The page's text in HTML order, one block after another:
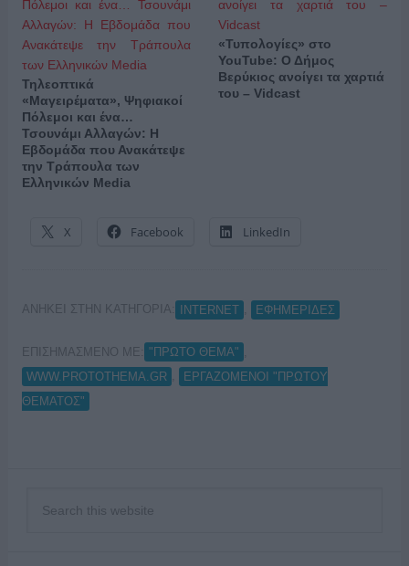
Τηλεοπτικά
«Μαγειρέματα», Ψηφιακοί
Πόλεμοι και ένα…
Τσουνάμι Αλλαγών: Η
Εβδομάδα που Ανακάτεψε
την Τράπουλα των
Ελληνικών Media
«Τυπολογίες» στο
YouTube: Ο Δήμος
Βερύκιος ανοίγει τα χαρτιά
του – Vidcast
X Facebook LinkedIn
ΑΝΗΚΕΙ ΣΤΗΝ ΚΑΤΗΓΟΡΙΑ: INTERNET ΕΦΗΜΕΡΙΔΕΣ
ΕΠΙΣΗΜΑΣΜΕΝΟ ΜΕ: "ΠΡΩΤΟ ΘΕΜΑ"
WWW.PROTOTHEMA.GR
ΕΡΓΑΖΟΜΕΝΟΙ "ΠΡΩΤΟΥ
ΘΕΜΑΤΟΣ"